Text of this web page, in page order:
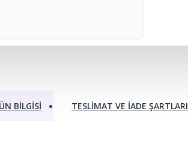
BILGISI TESLIMAT VE İADE ŞARTLARI